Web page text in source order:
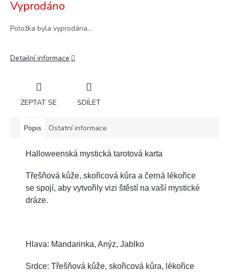
cena:
Vyprodáno
Položka byla vyprodána…
Detailní informace
ZEPTAT SE SDÍLET
Popis Ostatní informace
Halloweenská mystická tarotová karta
Třešňová kůže, skořicová kůra a černá lékořice
se spojí, aby vytvořily vizi štěstí na vaší mystické
dráze.
Hlava: Mandarinka, Anýz, Jablko
Srdce: Třešňová kůže, skořicová kůra, lékořice